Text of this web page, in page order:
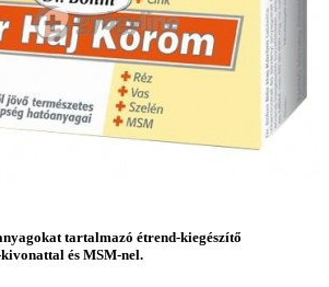
tartalmazó étrend-kiegészítő
és MSM-nel.